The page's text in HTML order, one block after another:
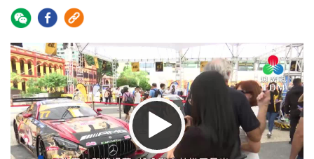
Video
Player